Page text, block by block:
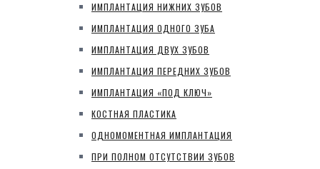
ИМПЛАНТАЦИЯ НИЖНИХ ЗУБОВ
ИМПЛАНТАЦИЯ ОДНОГО ЗУБА
ИМПЛАНТАЦИЯ ДВУХ ЗУБОВ
ИМПЛАНТАЦИЯ ПЕРЕДНИХ ЗУБОВ
ИМПЛАНТАЦИЯ «ПОД КЛЮЧ»
КОСТНАЯ ПЛАСТИКА
ОДНОМОМЕНТНАЯ ИМПЛАНТАЦИЯ
ПРИ ПОЛНОМ ОТСУТСТВИИ ЗУБОВ